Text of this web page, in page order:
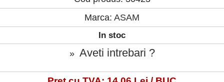
Marca: ASAM
In stoc
» Aveti intrebari ?